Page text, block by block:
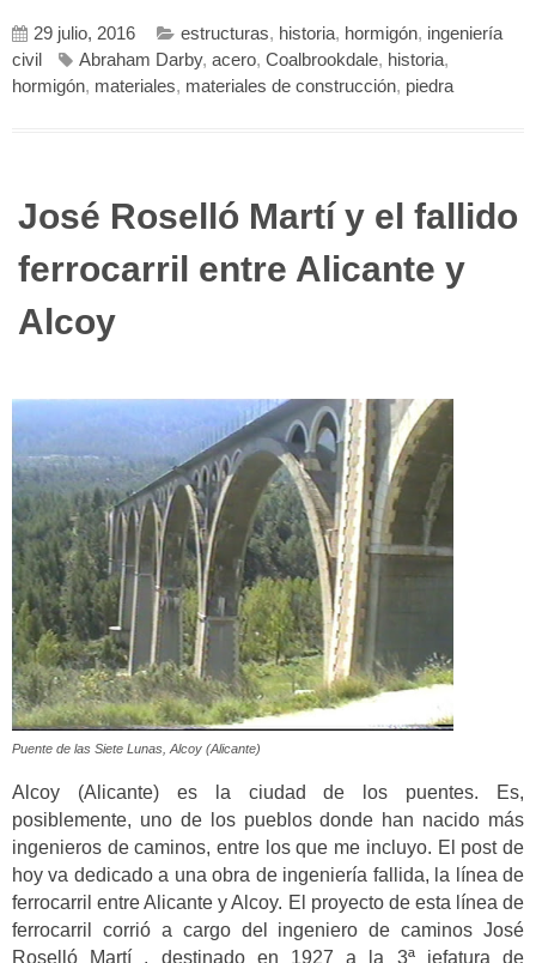
29 julio, 2016 estructuras, historia, hormigón, ingeniería
civil
Abraham Darby, acero, Coalbrookdale, historia,
hormigón, materiales, materiales de construcción, piedra
José Roselló Martí y el fallido
ferrocarril entre Alicante y
Alcoy
Puente de las Siete Lunas, Alcoy (Alicante)
Alcoy (Alicante) es la ciudad de los puentes. Es,
posiblemente, uno de los pueblos donde han nacido más
ingenieros de caminos, entre los que me incluyo. El post de
hoy va dedicado a una obra de ingeniería fallida, la línea de
ferrocarril entre Alicante y Alcoy. El proyecto de esta línea de
ferrocarril corrió a cargo del ingeniero de caminos José
Roselló Martí , destinado en 1927 a la 3ª jefatura de